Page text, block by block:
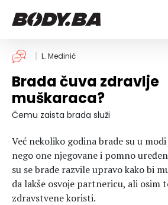
FITNESS
Vježbanje
Mršanje
Discipline
BODYBUILDING
Trening i vježbe
Savjeti
Ostalo
ISHRANA
Dijete
Nutricionizam
Recepti
Suplementi
ZDRAVLJE
Um i tijelo
Povrede i bolesti
LIFESTYLE
L. Medinić
Brada čuva zdravlje
muškaraca?
Čemu zaista brada služi
Već nekoliko godina brade su u
nego one njegovane i pomno
su se brade razvile upravo kako bi
da lakše osvoje partnericu, ali osim
zdravstvene koristi.